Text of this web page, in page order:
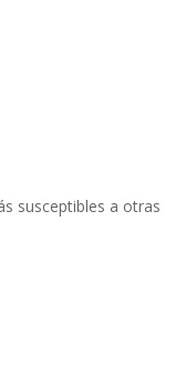
susceptibles a otras